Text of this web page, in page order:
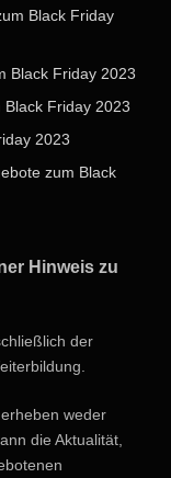
Black Friday
Black Friday 2023
Friday 2023
2023
zum Black
Hinweis zu
der
weder
die Aktualität,